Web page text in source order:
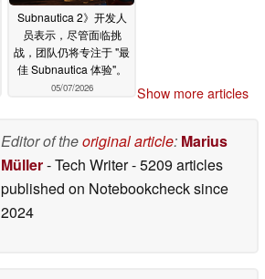
Subnautica 2》开发人
员表示，尽管面临挑
战，团队仍将专注于 "最
佳 Subnautica 体验"。
05/07/2026 Show more articles
Editor of theoriginal article: Marius
Müller- Tech Writer- 5209 articles
published on Notebookchecksince
2024